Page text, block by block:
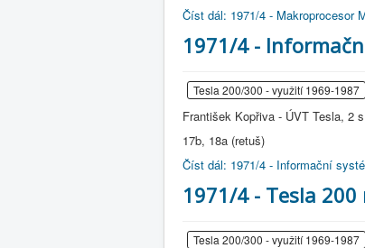
Číst dál: 1971/4 - Makroprocesor
1971/4 -
Tesla 200/300 - využití 1969-1987
František Kopřiva - ÚVT Tesla, 2
17b, 18a (retuš)
Číst dál: 1971/4 - Informační
1971/4 - Tesla
Tesla 200/300 - využití 1969-1987